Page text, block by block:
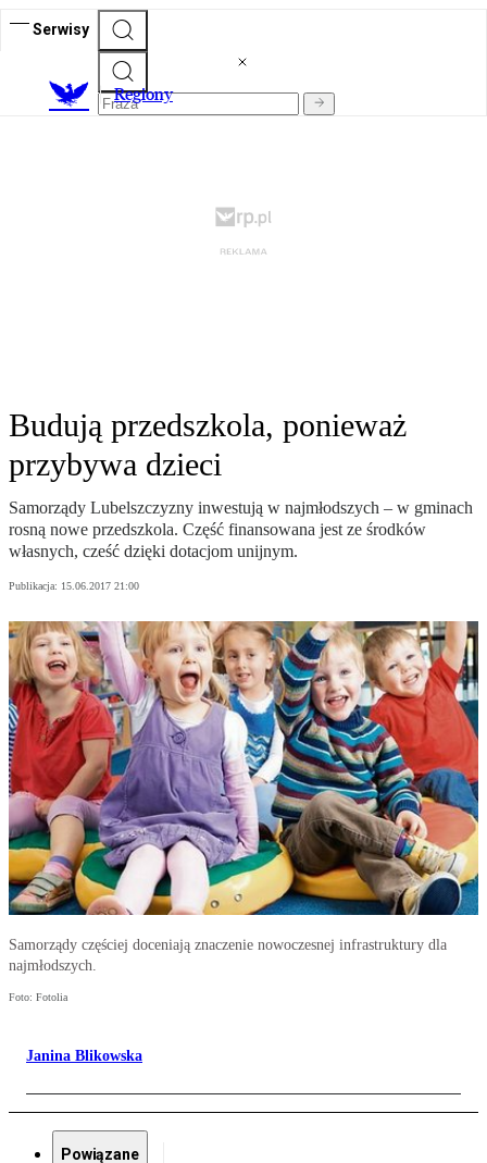
Serwisy
Regiony
Budują przedszkola, ponieważ
przybywa dzieci
Samorządy Lubelszczyzny inwestują w najmłodszych – w gminach
rosną nowe przedszkola. Część finansowana jest ze środków
własnych, cześć dzięki dotacjom unijnym.
Publikacja: 15.06.2017 21:00
Samorządy częściej doceniają znaczenie nowoczesnej infrastruktury dla
najmłodszych.
Foto: Fotolia
Janina Blikowska
Powiązane